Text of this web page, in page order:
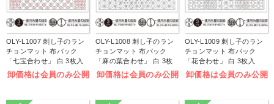
OLY-L1007 刺し子のラン
チョンマット 布パック
「七宝合わせ」 白 3枚入
(袋)
卸価格は会員のみ公開
OLY-L1008 刺し子のラン
チョンマット 布パック
「麻の葉合わせ」 白 3枚
入 (袋)
卸価格は会員のみ公開
OLY-L1009 刺し子のラン
チョンマット 布パック
「花合わせ」 白 3枚入
(袋)
卸価格は会員のみ公開